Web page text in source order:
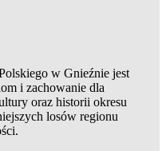
w Gnieźnie jest
i zachowanie dla
oraz historii okresu
losów regionu